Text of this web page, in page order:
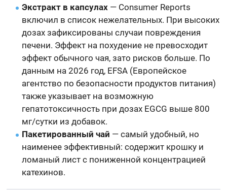
Экстракт в капсулах — Consumer Reports
включил в список нежелательных. При высоких
дозах зафиксированы случаи повреждения
печени. Эффект на похудение не превосходит
эффект обычного чая, зато рисков больше. По
данным на 2026 год, EFSA (Европейское
агентство по безопасности продуктов питания)
также указывает на возможную
гепатотоксичность при дозах EGCG выше 800
мг/сутки из добавок.
Пакетированный чай — самый удобный, но
наименее эффективный: содержит крошку и
ломаный лист с пониженной концентрацией
катехинов.